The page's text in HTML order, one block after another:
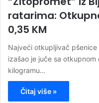
ratarima:
0,35 KM
Najveći otkupljivač pšenice
izašao je juče sa
kilogramu…
Čitaj više »